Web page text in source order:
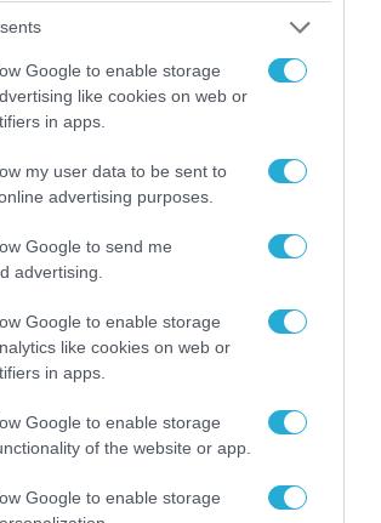
Google to enable storage
like cookies on web or
in apps.
my user data to be sent to
advertising purposes.
Google to send me
advertising.
Google to enable storage
like cookies on web or
in apps.
Google to enable storage
of the website or app.
Google to enable storage
ελεύθερα πεζοδρόμια» στην
παράνομα